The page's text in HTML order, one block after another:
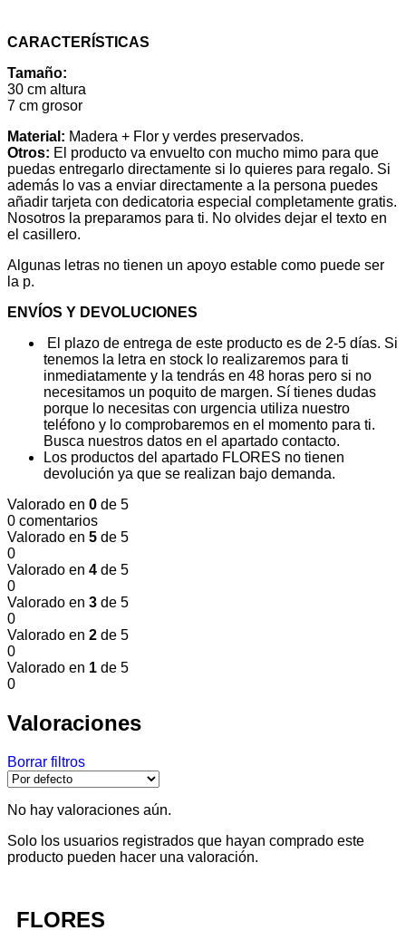
CARACTERÍSTICAS
Tamaño:
30 cm altura
7 cm grosor
Material: Madera + Flor y verdes preservados.
Otros: El producto va envuelto con mucho mimo para que
puedas entregarlo directamente si lo quieres para regalo. Si
además lo vas a enviar directamente a la persona puedes
añadir tarjeta con dedicatoria especial completamente gratis.
Nosotros la preparamos para ti. No olvides dejar el texto en
el casillero.
Algunas letras no tienen un apoyo estable como puede ser
la p.
ENVÍOS Y DEVOLUCIONES
El plazo de entrega de este producto es de 2-5 días. Si
tenemos la letra en stock lo realizaremos para ti
inmediatamente y la tendrás en 48 horas pero si no
necesitamos un poquito de margen. Sí tienes dudas
porque lo necesitas con urgencia utiliza nuestro
teléfono y lo comprobaremos en el momento para ti.
Busca nuestros datos en el apartado contacto.
Los productos del apartado FLORES no tienen
devolución ya que se realizan bajo demanda.
Valorado en 0 de 5
0 comentarios
Valorado en 5 de 5
0
Valorado en 4 de 5
0
Valorado en 3 de 5
0
Valorado en 2 de 5
0
Valorado en 1 de 5
0
Valoraciones
Borrar filtros
No hay valoraciones aún.
Solo los usuarios registrados que hayan comprado este
producto pueden hacer una valoración.
FLORES